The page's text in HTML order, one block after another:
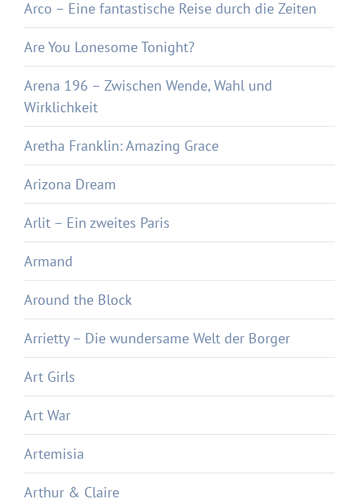
Arco – Eine fantastische Reise durch die Zeiten
Are You Lonesome Tonight?
Arena 196 – Zwischen Wende, Wahl und
Wirklichkeit
Aretha Franklin: Amazing Grace
Arizona Dream
Arlit – Ein zweites Paris
Armand
Around the Block
Arrietty – Die wundersame Welt der Borger
Art Girls
Art War
Artemisia
Arthur & Claire